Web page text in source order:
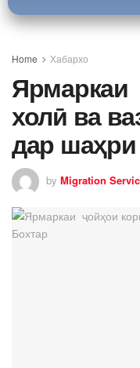
Home Хабархо
Ярмаркаи
холӣ ва
дар
by Migration